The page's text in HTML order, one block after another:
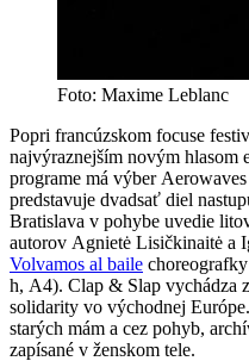
Foto: Maxime Leblanc
Popri francúzskom focuse
najvýraznejším novým hlasom
programe má výber
predstavuje dvadsať diel
Bratislava v pohybe uvedie
autorov Agnietė Lisičkinaitė a
Volvamos al baile
h, A4). Clap & Slap vychádza
solidarity vo východnej
starých mám a cez pohyb,
zapísané v ženskom tele.